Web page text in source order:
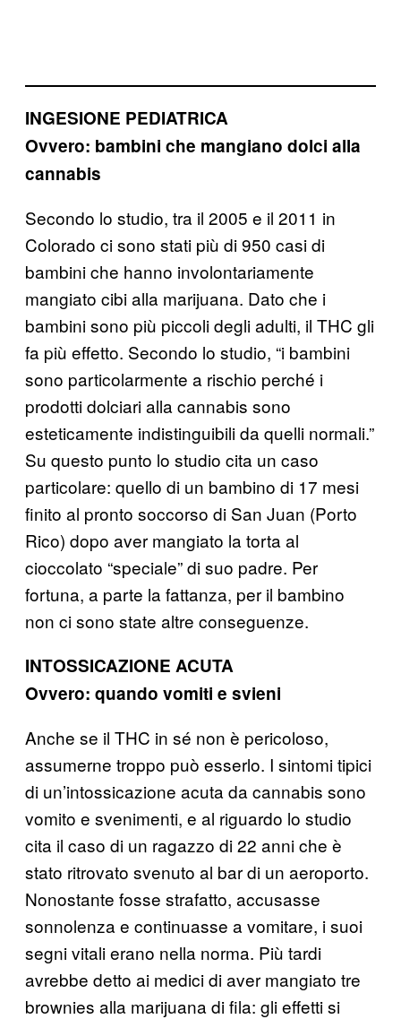
INGESIONE PEDIATRICA
Ovvero: bambini che mangiano dolci alla
cannabis
Secondo lo studio, tra il 2005 e il 2011 in
Colorado ci sono stati più di 950 casi di
bambini che hanno involontariamente
mangiato cibi alla marijuana. Dato che i
bambini sono più piccoli degli adulti, il THC gli
fa più effetto. Secondo lo studio, “i bambini
sono particolarmente a rischio perché i
prodotti dolciari alla cannabis sono
esteticamente indistinguibili da quelli normali.”
Su questo punto lo studio cita un caso
particolare: quello di un bambino di 17 mesi
finito al pronto soccorso di San Juan (Porto
Rico) dopo aver mangiato la torta al
cioccolato “speciale” di suo padre. Per
fortuna, a parte la fattanza, per il bambino
non ci sono state altre conseguenze.
INTOSSICAZIONE ACUTA
Ovvero: quando vomiti e svieni
Anche se il THC in sé non è pericoloso,
assumerne troppo può esserlo. I sintomi tipici
di un’intossicazione acuta da cannabis sono
vomito e svenimenti, e al riguardo lo studio
cita il caso di un ragazzo di 22 anni che è
stato ritrovato svenuto al bar di un aeroporto.
Nonostante fosse strafatto, accusasse
sonnolenza e continuasse a vomitare, i suoi
segni vitali erano nella norma. Più tardi
avrebbe detto ai medici di aver mangiato tre
brownies alla marijuana di fila: gli effetti si